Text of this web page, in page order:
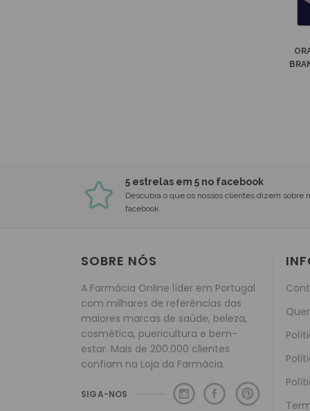
5 estrelas em 5 no facebook
SOBRE NÓS
A Farmácia Online líder em Portugal
com milhares de referências das
maiores marcas de saúde, beleza,
cosmética, puericultura e bem-
estar. Mais de 200.000 clientes
confiam na Loja da Farmácia.